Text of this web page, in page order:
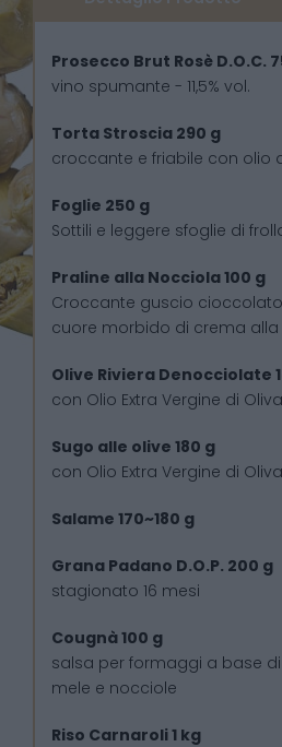
Prosecco Brut Rosè D.O.C.
vino spumante - 11,5% vol.
Torta Stroscia 290 g
croccante e friabile con olio
Foglie 250 g
Sottili e leggere sfoglie di
Praline alla Nocciola 100 g
Croccante guscio
cuore morbido di crema
Olive Riviera Denocciolate
con Olio Extra Vergine di Oliva
Sugo alle olive 180 g
con Olio Extra Vergine di Oliva
Salame 170~180 g
Grana Padano D.O.P. 200 g
stagionato 16 mesi
Cougnà 100 g
salsa per formaggi a base
mele e nocciole
Riso Carnaroli 1 kg